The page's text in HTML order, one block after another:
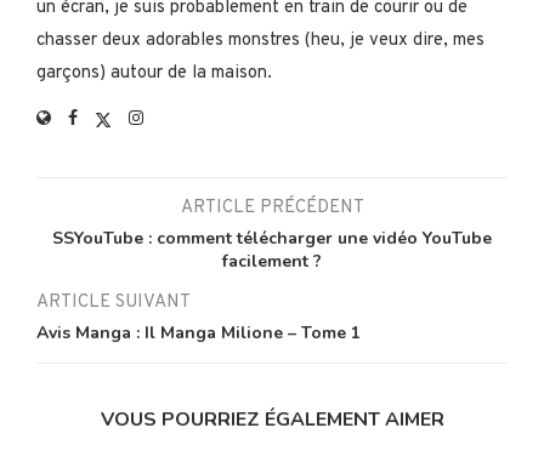
un écran, je suis probablement en train de courir ou de
chasser deux adorables monstres (heu, je veux dire, mes
garçons) autour de la maison.
ARTICLE PRÉCÉDENT
SSYouTube : comment télécharger une vidéo YouTube
facilement ?
ARTICLE SUIVANT
Avis Manga : Il Manga Milione – Tome 1
VOUS POURRIEZ ÉGALEMENT AIMER